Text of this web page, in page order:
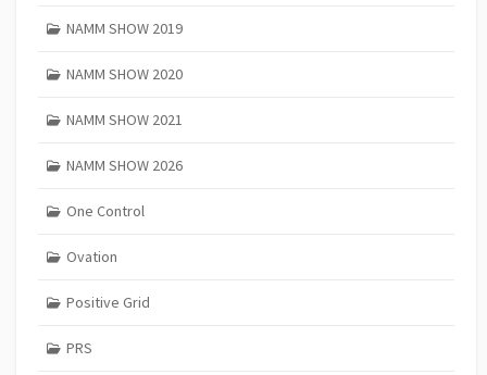
NAMM SHOW 2019
NAMM SHOW 2020
NAMM SHOW 2021
NAMM SHOW 2026
One Control
Ovation
Positive Grid
PRS